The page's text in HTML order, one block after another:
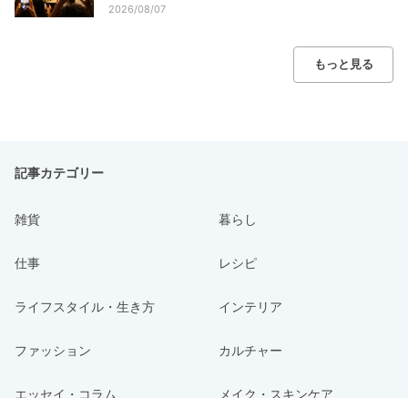
2026/08/07
もっと見る
記事カテゴリー
雑貨 暮らし
仕事 レシピ
ライフスタイル・生き方 インテリア
ファッション カルチャー
エッセイ・コラム メイク・スキンケア